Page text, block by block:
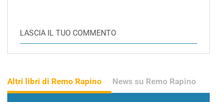
LASCIA IL TUO COMMENTO
Altri libri di Remo Rapino News su Remo Rapino